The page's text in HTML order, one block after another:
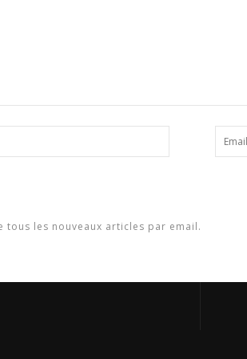
tous les nouveaux articles par email.